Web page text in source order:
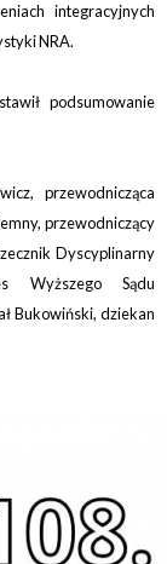
integracyjnych
NRA.
podsumowanie
przewodnicząca
przewodniczący
Dyscyplinarny
Wyższego Sądu
Bukowiński, dziekan